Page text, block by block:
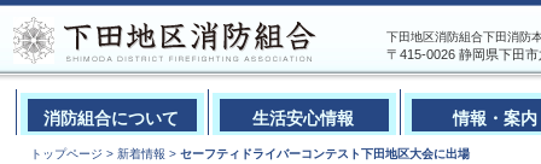
下田地区消防組合下田消防
〒415-0026 静岡県下田
消防組合について 生活安心情報 情報・案内
トップページ > 新着情報 > セーフティドライバーコンテスト下田地区大会に出場